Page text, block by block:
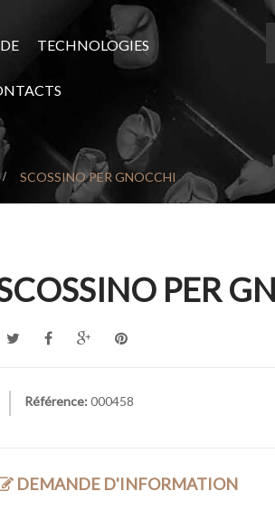
TECHNOLOGIES
> SCOSSINO PER GNOCCHI
PER
Référence: 000458
DEMANDE D'INFORMATION